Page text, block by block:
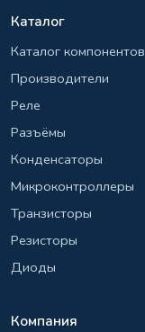
Каталог
Каталог компонентов
Производители
Реле
Разъёмы
Конденсаторы
Микроконтроллеры
Транзисторы
Резисторы
Диоды
Компания